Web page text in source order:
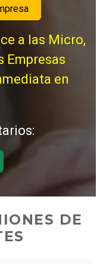
a las Micro,
Empresas
en
DE